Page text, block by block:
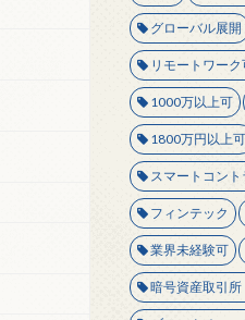
グローバル展開
リモートワーク
1000万以上可
1800万円以上可
スマートコント
フィンテック
業界未経験可
暗号資産取引